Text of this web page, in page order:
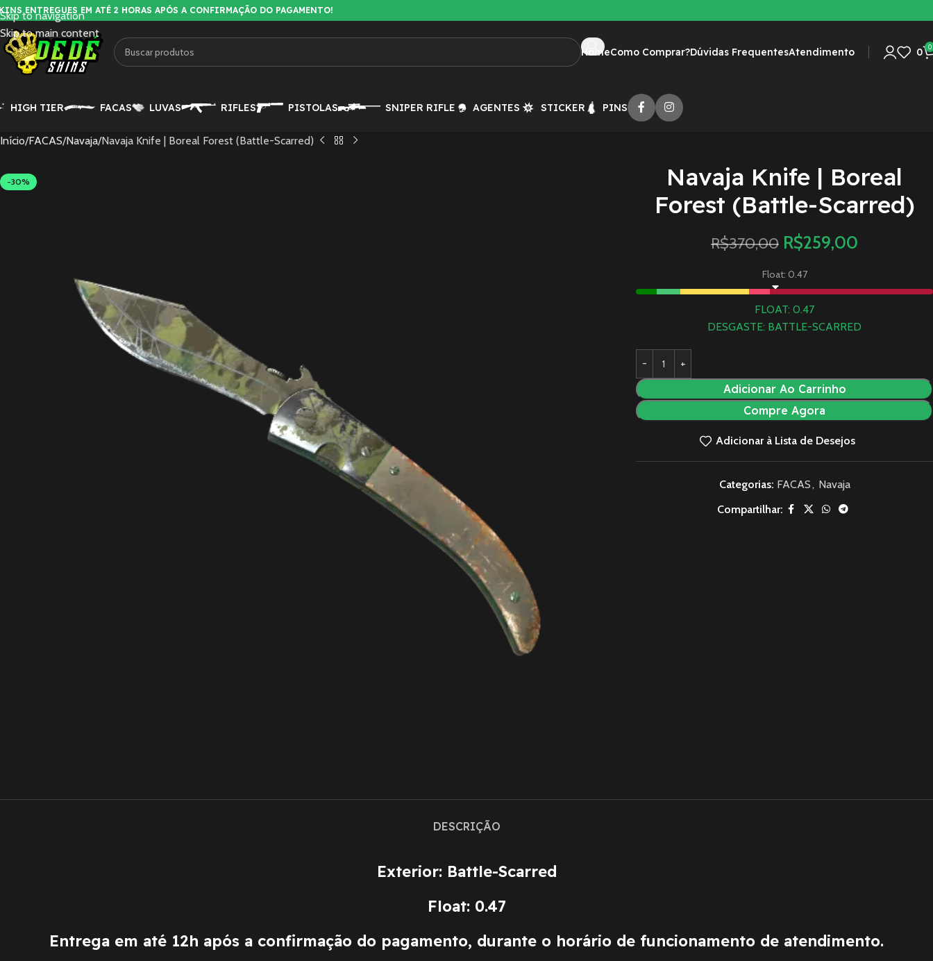
Skip to navigation
Skip to main content
ENTREGUES EM ATÉ 2 HORAS APÓS A CONFIRMAÇÃO DO PAGAMENTO!
HomeComo Comprar?Dúvidas FrequentesAtendimento 0 0
HIGH TIER FACAS LUVAS RIFLES PISTOLAS SNIPER RIFLE AGENTES STICKER PINS
Início FACAS Navaja Navaja Knife | Boreal Forest (Battle-Scarred)
-30%
Navaja Knife | Boreal
Forest (Battle-Scarred)
R$370,00 R$259,00
Float: 0.47
FLOAT: 0.47
DESGASTE: BATTLE-SCARRED
Adicionar Ao Carrinho
Compre Agora
Adicionar à Lista de Desejos
Categorias: FACAS, Navaja
Compartilhar:
DESCRIÇÃO
Exterior: Battle-Scarred
Float: 0.47
Entrega em até 12h após a confirmação do pagamento, durante o horário de funcionamento de atendimento.